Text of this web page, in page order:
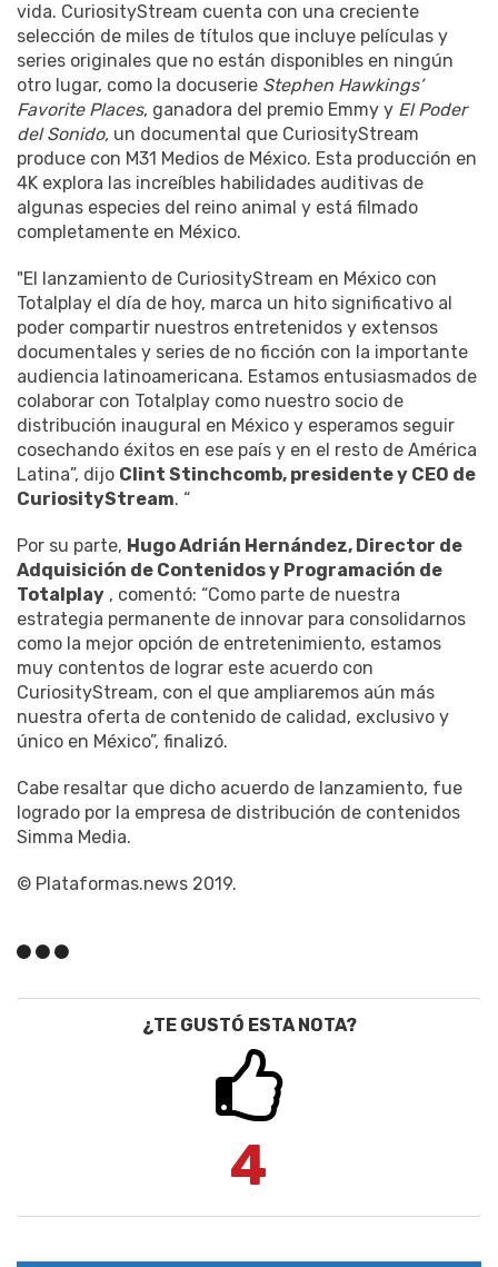
vida. CuriosityStream cuenta con una creciente
selección de miles de títulos que incluye películas y
series originales que no están disponibles en ningún
otro lugar, como la docuserie Stephen Hawkings’
Favorite Places, ganadora del premio Emmy y El Poder
del Sonido, un documental que CuriosityStream
produce con M31 Medios de México. Esta producción en
4K explora las increíbles habilidades auditivas de
algunas especies del reino animal y está filmado
completamente en México.
"El lanzamiento de CuriosityStream en México con
Totalplay el día de hoy, marca un hito significativo al
poder compartir nuestros entretenidos y extensos
documentales y series de no ficción con la importante
audiencia latinoamericana. Estamos entusiasmados de
colaborar con Totalplay como nuestro socio de
distribución inaugural en México y esperamos seguir
cosechando éxitos en ese país y en el resto de América
Latina”, dijo Clint Stinchcomb, presidente y CEO de
CuriosityStream. “
Por su parte, Hugo Adrián Hernández, Director de
Adquisición de Contenidos y Programación de
Totalplay , comentó: “Como parte de nuestra
estrategia permanente de innovar para consolidarnos
como la mejor opción de entretenimiento, estamos
muy contentos de lograr este acuerdo con
CuriosityStream, con el que ampliaremos aún más
nuestra oferta de contenido de calidad, exclusivo y
único en México”, finalizó.
Cabe resaltar que dicho acuerdo de lanzamiento, fue
logrado por la empresa de distribución de contenidos
Simma Media.
© Plataformas.news 2019.
¿TE GUSTÓ ESTA NOTA?
4